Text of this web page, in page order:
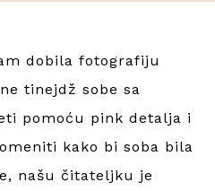
dobila fotografiju
tinejdž sobe sa
pomoću pink detalja i
kako bi soba bila
našu čitateljku je